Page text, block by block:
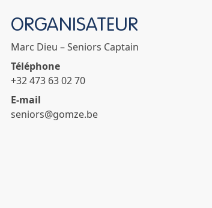
ORGANISATEUR
Marc Dieu – Seniors Captain
Téléphone
+32 473 63 02 70
E-mail
seniors@gomze.be